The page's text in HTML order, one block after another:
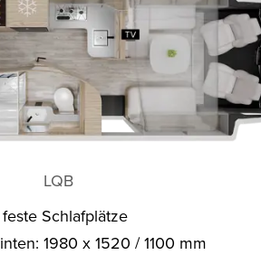
LQB
Schlafplätze
1980 x 1520 / 1100 mm